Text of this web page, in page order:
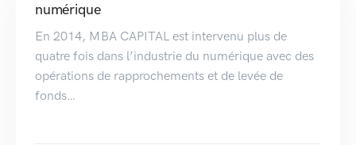
numérique
En 2014, MBA CAPITAL est intervenu plus de
quatre fois dans l’industrie du numérique avec des
opérations de rapprochements et de levée de
fonds…